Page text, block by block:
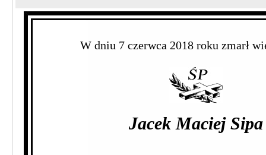
W dniu 7 czerwca 2018 roku zmarł
Jacek Maciej Sipa